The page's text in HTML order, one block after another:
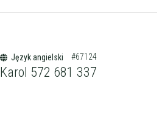
Język angielski #67124
Karol 572 681 337